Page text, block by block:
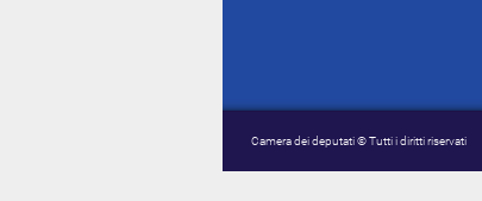
Camera dei deputati © Tutti i diritti riservati